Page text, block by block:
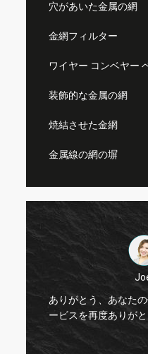
穴があいた金属の網
金網フィルター
ワイヤー コンベヤー
装飾的な金属の網
焼結させた金網
金属線の網の塀
ありがとう、あなた
ービスを再度ありがと